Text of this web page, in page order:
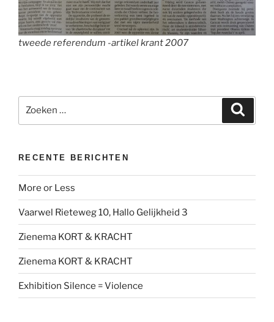
tweede referendum -artikel krant 2007
naar:
RECENTE BERICHTEN
More or Less
Vaarwel Rieteweg 10, Hallo Gelijkheid 3
Zienema KORT & KRACHT
Zienema KORT & KRACHT
Exhibition Silence = Violence